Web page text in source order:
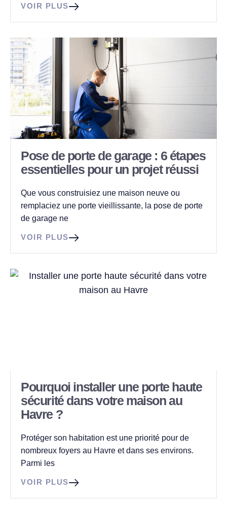
VOIR PLUS
Pose de porte de garage : 6 étapes
essentielles pour un projet réussi
Que vous construisiez une maison neuve ou
remplaciez une porte vieillissante, la pose de porte
de garage ne
VOIR PLUS
Pourquoi installer une porte haute
sécurité dans votre maison au
Havre ?
Protéger son habitation est une priorité pour de
nombreux foyers au Havre et dans ses environs.
Parmi les
VOIR PLUS